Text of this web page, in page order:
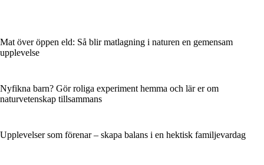
Mat över öppen eld: Så blir matlagning i naturen en gemensam
upplevelse
Nyfikna barn? Gör roliga experiment hemma och lär er om
naturvetenskap tillsammans
Upplevelser som förenar – skapa balans i en hektisk familjevardag